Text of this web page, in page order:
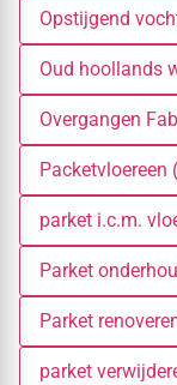
Opstijgend
Oud hoollands
Overgangen
Packetvloereen
parket i.c.m.
Parket
Parket
parket